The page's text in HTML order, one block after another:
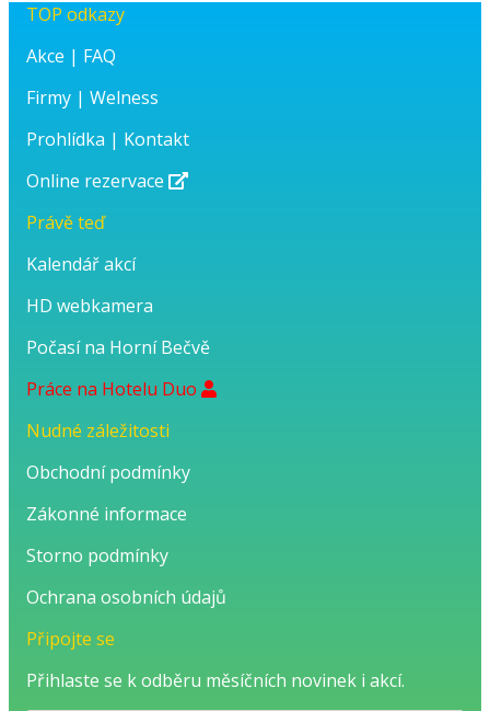
TOP odkazy
Akce | FAQ
Firmy | Welness
Prohlídka | Kontakt
Online rezervace
Právě teď
Kalendář akcí
HD webkamera
Počasí na Horní Bečvě
Práce na Hotelu Duo
Nudné záležitosti
Obchodní podmínky
Zákonné informace
Storno podmínky
Ochrana osobních údajů
Připojte se
Přihlaste se k odběru měsíčních novinek i akcí.